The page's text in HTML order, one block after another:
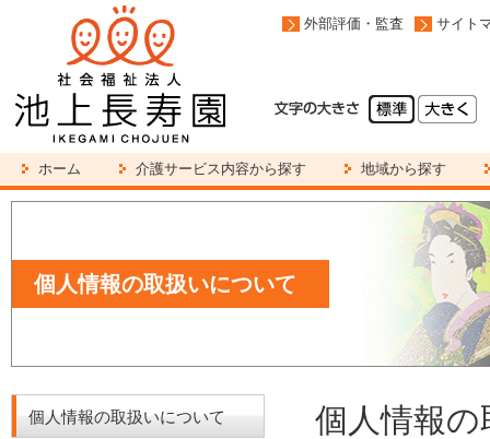
外部評価・監査 サイト
ホーム 介護サービス内容から探す 地域から探す
個人情報の取扱いについて
個人情報
個人情報の取扱いについて